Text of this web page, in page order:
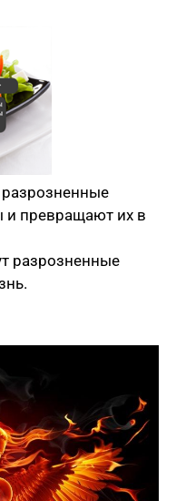
и превращают их в
разрозненные